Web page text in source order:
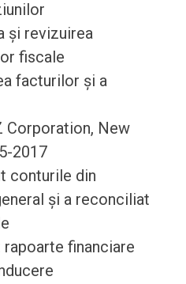
și revizuirea
fiscale
facturilor și a
Corporation, New
2017
conturile din
și a reconciliat
financiare